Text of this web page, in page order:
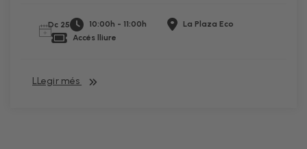
Dc 25 10:00h - 11:00h
La Plaza Eco
Accés lliure
LLegir més